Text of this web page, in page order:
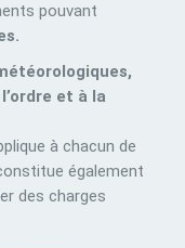
pouvant
et à la
à chacun de
également
des charges